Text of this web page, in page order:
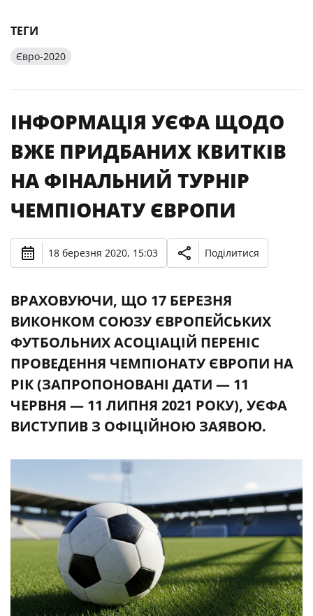
ТЕГИ
Євро-2020
ІНФОРМАЦІЯ УЄФА ЩОДО
ВЖЕ ПРИДБАНИХ КВИТКІВ
НА ФІНАЛЬНИЙ ТУРНІР
ЧЕМПІОНАТУ ЄВРОПИ
18 березня 2020, 15:03 Поділитися
ВРАХОВУЮЧИ, ЩО 17 БЕРЕЗНЯ
ВИКОНКОМ СОЮЗУ ЄВРОПЕЙСЬКИХ
ФУТБОЛЬНИХ АСОЦІАЦІЙ ПЕРЕНІС
ПРОВЕДЕННЯ ЧЕМПІОНАТУ ЄВРОПИ НА
РІК (ЗАПРОПОНОВАНІ ДАТИ — 11
ЧЕРВНЯ — 11 ЛИПНЯ 2021 РОКУ), УЄФА
ВИСТУПИВ З ОФІЦІЙНОЮ ЗАЯВОЮ.